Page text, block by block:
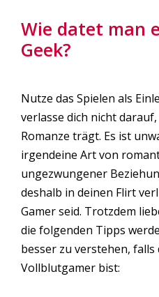
Wie datet man
Geek?
Nutze das Spielen als
verlasse dich nicht
Romanze trägt. Es ist
irgendeine Art von
ungezwungener
deshalb in deinen Flirt
Gamer seid. Trotzdem
die folgenden Tipps
besser zu verstehen,
Vollblutgamer bist: